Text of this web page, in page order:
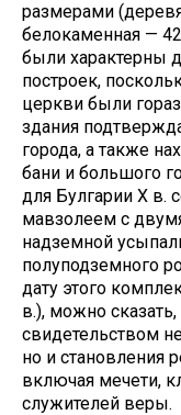
размерами
белокаменная —
были характерны
построек,
церкви были
здания
города, а также
бани и большого
для Булгарии X в.
мавзолеем с
надземной
полуподземного
дату этого
в.), можно
свидетельством
но и становления
включая мечети,
служителей веры.